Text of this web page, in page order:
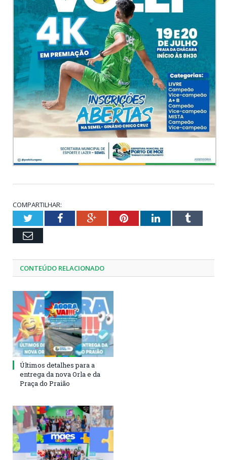
COMPARTILHAR:
TwitterFacebookGoogle+PinterestLinkedInTumblr
Email
CONTEÚDO RELACIONADO
Últimos detalhes para a
entrega da nova Orla e da
Praça do Praião